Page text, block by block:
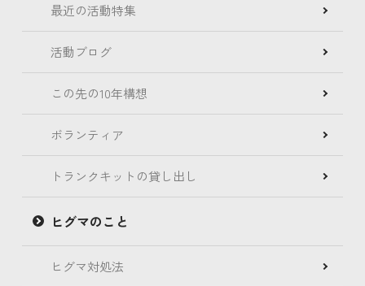
最近の活動特集
活動ブログ
この先の10年構想
ボランティア
トランクキットの貸し出し
ヒグマのこと
ヒグマ対処法